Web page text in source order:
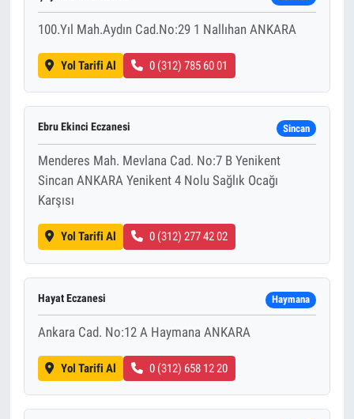
100.Yıl Mah.Aydın Cad.No:29 1 Nallıhan ANKARA
Yol Tarifi Al 0 (312) 785 60 01
Ebru Ekinci Eczanesi Sincan
Menderes Mah. Mevlana Cad. No:7 B Yenikent
Sincan ANKARA Yenikent 4 Nolu Sağlık Ocağı
Karşısı
Yol Tarifi Al 0 (312) 277 42 02
Hayat Eczanesi Haymana
Ankara Cad. No:12 A Haymana ANKARA
Yol Tarifi Al 0 (312) 658 12 20